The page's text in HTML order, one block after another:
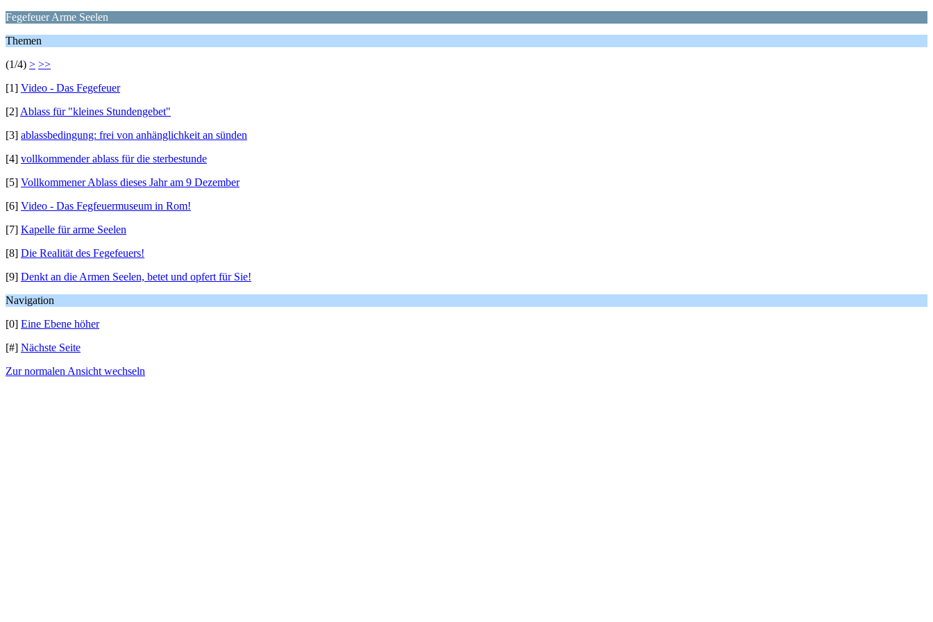
Fegefeuer Arme Seelen
Themen
(1/4) > >>
[1] Video - Das Fegefeuer
[2] Ablass für "kleines Stundengebet"
[3] ablassbedingung: frei von anhänglichkeit an sünden
[4] vollkommender ablass für die sterbestunde
[5] Vollkommener Ablass dieses Jahr am 9 Dezember
[6] Video - Das Fegfeuermuseum in Rom!
[7] Kapelle für arme Seelen
[8] Die Realität des Fegefeuers!
[9] Denkt an die Armen Seelen, betet und opfert für Sie!
Navigation
[0] Eine Ebene höher
[#] Nächste Seite
Zur normalen Ansicht wechseln